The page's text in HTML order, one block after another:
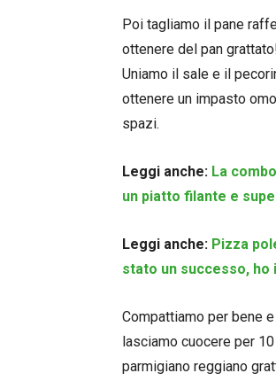
Poi tagliamo il pane
ottenere del pan
Uniamo il sale e il
ottenere un impasto
spazi.
Leggi anche: La
un piatto filante e
Leggi anche: Pizza
stato un successo,
Compattiamo per bene
lasciamo cuocere per
parmigiano reggiano